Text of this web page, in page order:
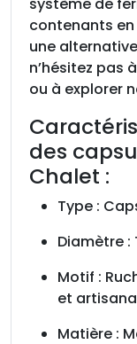
contenants en
une
n’hésitez pas
ou à explorer
des
Chalet :
Type :
Diamètre :
Motif :
et
Matière :